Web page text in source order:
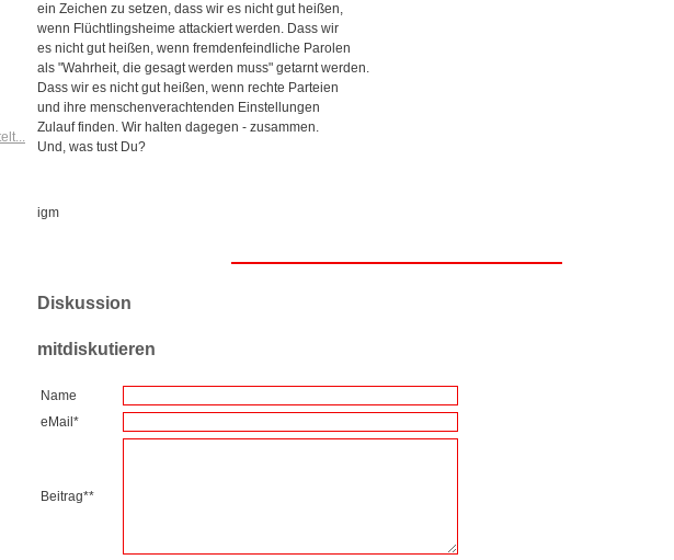
ein Zeichen zu setzen, dass wir es nicht gut heißen,
wenn Flüchtlingsheime attackiert werden. Dass wir
es nicht gut heißen, wenn fremdenfeindliche Parolen
als "Wahrheit, die gesagt werden muss" getarnt werden.
Dass wir es nicht gut heißen, wenn rechte Parteien
und ihre menschenverachtenden Einstellungen
Zulauf finden. Wir halten dagegen - zusammen.
Und, was tust Du?
igm
Diskussion
mitdiskutieren
Name
eMail*
Beitrag**